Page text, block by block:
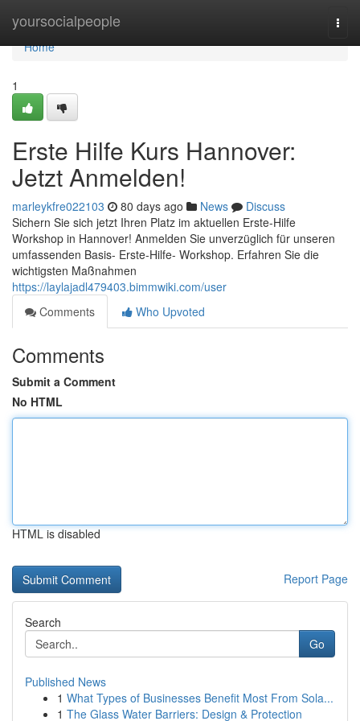
yoursocialpeople
Home
Home
1
Erste Hilfe Kurs Hannover:
Jetzt Anmelden!
marleykfre022103 80 days ago News
Discuss
Sichern Sie sich jetzt Ihren Platz im aktuellen Erste-Hilfe
Workshop in Hannover! Anmelden Sie unverzüglich für unseren
umfassenden Basis- Erste-Hilfe- Workshop. Erfahren Sie die
wichtigsten Maßnahmen
https://laylajadl479403.bimmwiki.com/user
Comments
Who Upvoted
Comments
Submit a Comment
No HTML
HTML is disabled
Report Page
Search
Go
Published News
1 What Types of Businesses Benefit Most From Sola...
1 The Glass Water Barriers: Design & Protection